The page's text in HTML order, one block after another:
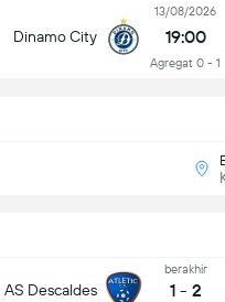
Dinamo City
13/08/2026
19:00
Agregat 0 - 1
AS Descaldes
berakhir
1 - 2